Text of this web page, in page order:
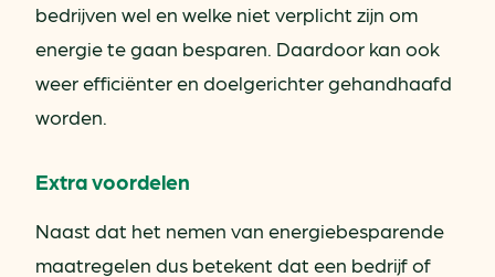
bedrijven wel en welke niet verplicht zijn om
energie te gaan besparen. Daardoor kan ook
weer efficiënter en doelgerichter gehandhaafd
worden.
Extra voordelen
Naast dat het nemen van energiebesparende
maatregelen dus betekent dat een bedrijf of